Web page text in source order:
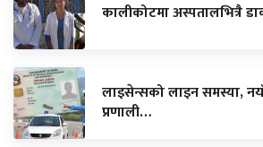
कालीकोटमा अस्पतालभित्रै
लाइसेन्सको लाइन समस्या,
प्रणाली…